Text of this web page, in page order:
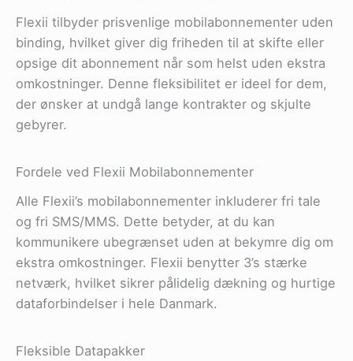
Flexii tilbyder prisvenlige mobilabonnementer uden
binding, hvilket giver dig friheden til at skifte eller
opsige dit abonnement når som helst uden ekstra
omkostninger. Denne fleksibilitet er ideel for dem,
der ønsker at undgå lange kontrakter og skjulte
gebyrer.
Fordele ved Flexii Mobilabonnementer
Alle Flexii’s mobilabonnementer inkluderer fri tale
og fri SMS/MMS. Dette betyder, at du kan
kommunikere ubegrænset uden at bekymre dig om
ekstra omkostninger. Flexii benytter 3’s stærke
netværk, hvilket sikrer pålidelig dækning og hurtige
dataforbindelser i hele Danmark.
Fleksible Datapakker